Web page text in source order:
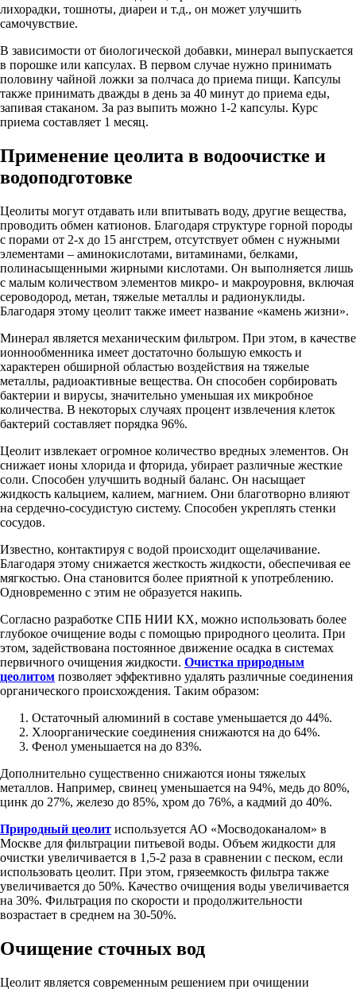
лихорадки, тошноты, диареи и т.д., он может улучшить
самочувствие.
В зависимости от биологической добавки, минерал выпускается
в порошке или капсулах. В первом случае нужно принимать
половину чайной ложки за полчаса до приема пищи. Капсулы
также принимать дважды в день за 40 минут до приема еды,
запивая стаканом. За раз выпить можно 1-2 капсулы. Курс
приема составляет 1 месяц.
Применение цеолита в водоочистке и
водоподготовке
Цеолиты могут отдавать или впитывать воду, другие вещества,
проводить обмен катионов. Благодаря структуре горной породы
с порами от 2-х до 15 ангстрем, отсутствует обмен с нужными
элементами – аминокислотами, витаминами, белками,
полинасыщенными жирными кислотами. Он выполняется лишь
с малым количеством элементов микро- и макроуровня, включая
сероводород, метан, тяжелые металлы и радионуклиды.
Благодаря этому цеолит также имеет название «камень жизни».
Минерал является механическим фильтром. При этом, в качестве
ионнообменника имеет достаточно большую емкость и
характерен обширной областью воздействия на тяжелые
металлы, радиоактивные вещества. Он способен сорбировать
бактерии и вирусы, значительно уменьшая их микробное
количества. В некоторых случаях процент извлечения клеток
бактерий составляет порядка 96%.
Цеолит извлекает огромное количество вредных элементов. Он
снижает ионы хлорида и фторида, убирает различные жесткие
соли. Способен улучшить водный баланс. Он насыщает
жидкость кальцием, калием, магнием. Они благотворно влияют
на сердечно-сосудистую систему. Способен укреплять стенки
сосудов.
Известно, контактируя с водой происходит ощелачивание.
Благодаря этому снижается жесткость жидкости, обеспечивая ее
мягкостью. Она становится более приятной к употреблению.
Одновременно с этим не образуется накипь.
Согласно разработке СПБ НИИ КХ, можно использовать более
глубокое очищение воды с помощью природного цеолита. При
этом, задействована постоянное движение осадка в системах
первичного очищения жидкости. Очистка природным
цеолитом позволяет эффективно удалять различные соединения
органического происхождения. Таким образом:
Остаточный алюминий в составе уменьшается до 44%.
Хлоорганические соединения снижаются на до 64%.
Фенол уменьшается на до 83%.
Дополнительно существенно снижаются ионы тяжелых
металлов. Например, свинец уменьшается на 94%, медь до 80%,
цинк до 27%, железо до 85%, хром до 76%, а кадмий до 40%.
Природный цеолит используется АО «Мосводоканалом» в
Москве для фильтрации питьевой воды. Объем жидкости для
очистки увеличивается в 1,5-2 раза в сравнении с песком, если
использовать цеолит. При этом, грязеемкость фильтра также
увеличивается до 50%. Качество очищения воды увеличивается
на 30%. Фильтрация по скорости и продолжительности
возрастает в среднем на 30-50%.
Очищение сточных вод
Цеолит является современным решением при очищении